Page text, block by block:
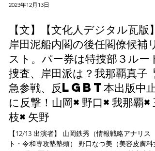
2023年12月13日
【文】【文化人デジタル瓦版】
岸田泥船内閣の後任閣僚候補リ
スト。パー券は特捜部３ルート
捜査、岸田派は？我那覇真子
急参戦、反LGBT本出版中止
に反撃！山岡×野口×我那覇×三
枝×矢野
【12/13 出演者】 山岡鉄秀（情報戦略アナリス
ト・令和専攻塾塾頭） 野口なつ美（美容皮膚科女